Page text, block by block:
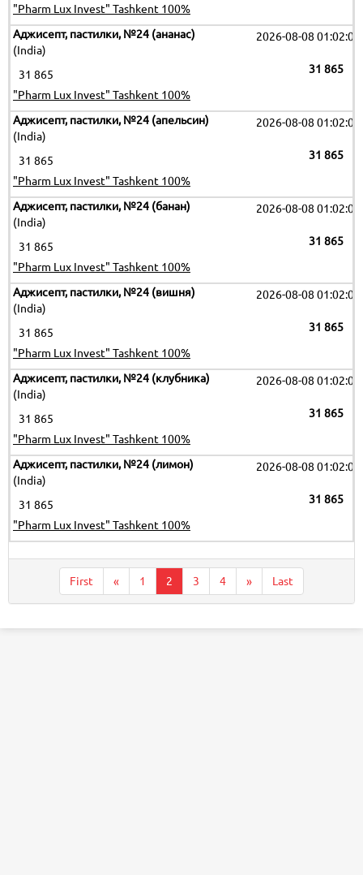
"Pharm Lux Invest" Tashkent 100%
Аджисепт, пастилки, №24 (ананас)
(India)
2026-08-08 01:02:09
31 865
31 865
"Pharm Lux Invest" Tashkent 100%
Аджисепт, пастилки, №24 (апельсин)
(India)
2026-08-08 01:02:09
31 865
31 865
"Pharm Lux Invest" Tashkent 100%
Аджисепт, пастилки, №24 (банан)
(India)
2026-08-08 01:02:09
31 865
31 865
"Pharm Lux Invest" Tashkent 100%
Аджисепт, пастилки, №24 (вишня)
(India)
2026-08-08 01:02:09
31 865
31 865
"Pharm Lux Invest" Tashkent 100%
Аджисепт, пастилки, №24 (клубника)
(India)
2026-08-08 01:02:09
31 865
31 865
"Pharm Lux Invest" Tashkent 100%
Аджисепт, пастилки, №24 (лимон)
(India)
2026-08-08 01:02:09
31 865
31 865
"Pharm Lux Invest" Tashkent 100%
First « 1 2 3 4 » Last